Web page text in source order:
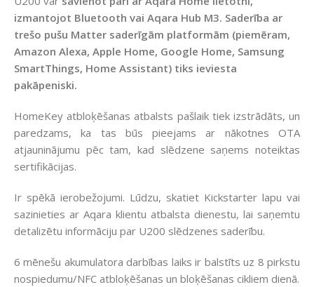
izmantojot Bluetooth vai Aqara Hub M3. Saderība ar
trešo pušu Matter saderīgām platformām (piemēram,
Amazon Alexa, Apple Home, Google Home, Samsung
SmartThings, Home Assistant) tiks ieviesta
pakāpeniski.
HomeKey atbloķēšanas atbalsts pašlaik tiek izstrādāts, un
paredzams, ka tas būs pieejams ar nākotnes OTA
atjauninājumu pēc tam, kad slēdzene saņems noteiktas
sertifikācijas.
Ir spēkā ierobežojumi. Lūdzu, skatiet Kickstarter lapu vai
sazinieties ar Aqara klientu atbalsta dienestu, lai saņemtu
detalizētu informāciju par U200 slēdzenes saderību.
6 mēnešu akumulatora darbības laiks ir balstīts uz 8 pirkstu
nospiedumu/NFC atbloķēšanas un bloķēšanas cikliem dienā.